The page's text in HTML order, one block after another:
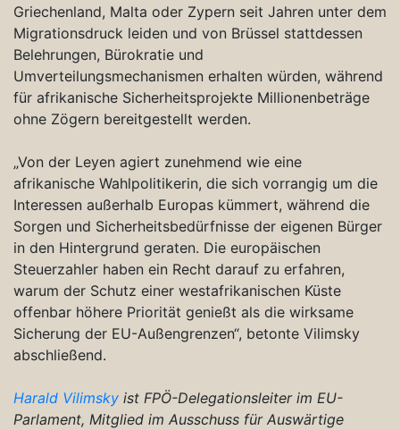
Griechenland, Malta oder Zypern seit Jahren unter dem
Migrationsdruck leiden und von Brüssel stattdessen
Belehrungen, Bürokratie und
Umverteilungsmechanismen erhalten würden, während
für afrikanische Sicherheitsprojekte Millionenbeträge
ohne Zögern bereitgestellt werden.
„Von der Leyen agiert zunehmend wie eine
afrikanische Wahlpolitikerin, die sich vorrangig um die
Interessen außerhalb Europas kümmert, während die
Sorgen und Sicherheitsbedürfnisse der eigenen Bürger
in den Hintergrund geraten. Die europäischen
Steuerzahler haben ein Recht darauf zu erfahren,
warum der Schutz einer westafrikanischen Küste
offenbar höhere Priorität genießt als die wirksame
Sicherung der EU-Außengrenzen“, betonte Vilimsky
abschließend.
Harald Vilimsky ist FPÖ-Delegationsleiter im EU-
Parlament, Mitglied im Ausschuss für Auswärtige